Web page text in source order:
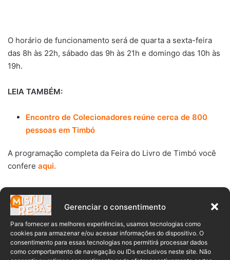
Gerenciar o consentimento
Para fornecer as melhores experiências, usamos tecnologias como
cookies para armazenar e/ou acessar informações do dispositivo. O
consentimento para essas tecnologias nos permitirá processar dados
como comportamento de navegação ou IDs exclusivos neste site. Não
O horário de funcionamento será de quarta a sexta-feira
das 8h às 22h, sábado das 9h às 21h e domingo das 10h às
19h.
LEIA TAMBÉM:
Encontro de Colecionadores reúne cerca de 800
pessoas em Timbó
A programação completa da Feira do Livro de Timbó você
confere aqui.
Fundação de Cultura e Turismo, Biblioteca Pública
Municipal e Museu Casa do Poeta. Além disso, o evento
conta com o apoio da Secretaria Municipal de Educação,
Uniasselvi, Viacredi, Chocolates Ferana, Bitset Informática
e Unifique.